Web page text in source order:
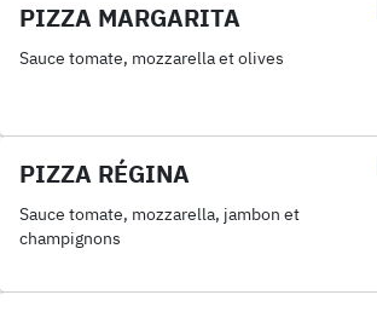
PIZZA MARGARITA
Sauce tomate, mozzarella et olives
PIZZA RÉGINA
Sauce tomate, mozzarella, jambon et
champignons